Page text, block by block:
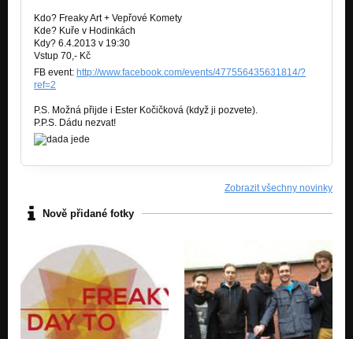
Kdo? Freaky Art + Vepřové Komety
Kde? Kuře v Hodinkách
Kdy? 6.4.2013 v 19:30
Vstup 70,- Kč
FB event: http://www.facebook.com/events/477556435631814/?
ref=2
P.S. Možná přijde i Ester Kočičková (když ji pozvete).
P.P.S. Dádu nezvat!
Zobrazit všechny novinky
Nově přidané fotky